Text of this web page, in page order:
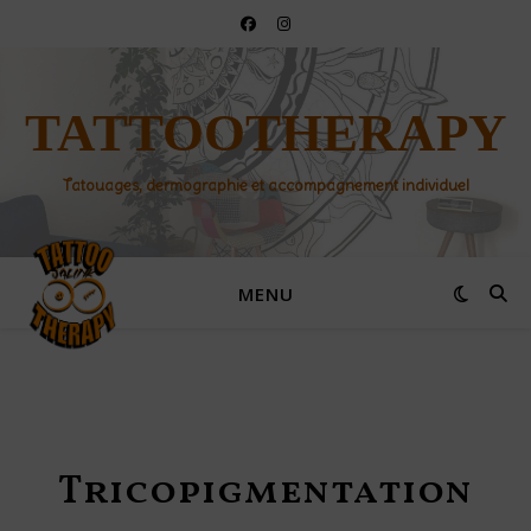
TATTOOTHERAPY
Tatouages, dermographie et accompagnement individuel
MENU
Tricopigmentation